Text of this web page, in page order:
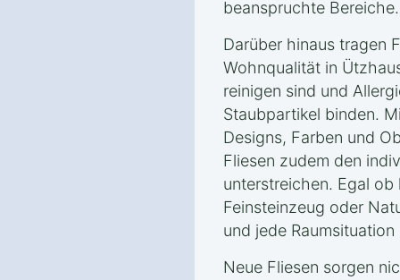
beanspruchte Bereiche.
Darüber hinaus tragen
Wohnqualität in
reinigen sind und
Staubpartikel binden.
Designs, Farben und
Fliesen zudem den
unterstreichen. Egal ob
Feinsteinzeug oder
und jede
Neue Fliesen sorgen